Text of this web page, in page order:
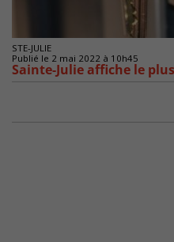
STE-JULIE
Publié le 2 mai 2022 à 10h45
Sainte-Julie affiche le